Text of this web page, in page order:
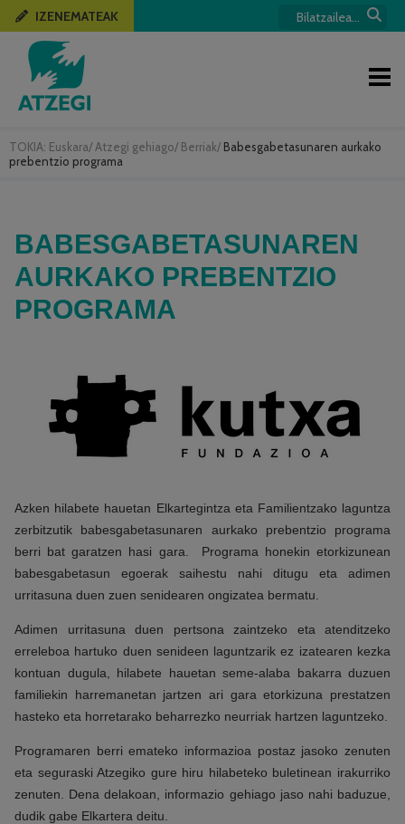
TOKIA: Euskara/ Atzegi gehiago/ Berriak/ Babesgabetasunaren aurkako
prebentzio programa
IZENEMATEAK
BABESGABETASUNAREN
AURKAKO PREBENTZIO
PROGRAMA
Azken hilabete hauetan Elkartegintza eta Familientzako laguntza
zerbitzutik babesgabetasunaren aurkako prebentzio programa
berri bat garatzen hasi gara. Programa honekin etorkizunean
babesgabetasun egoerak saihestu nahi ditugu eta adimen
urritasuna duen zuen senidearen ongizatea bermatu.
Adimen urritasuna duen pertsona zaintzeko eta atenditzeko
erreleboa hartuko duen senideen laguntzarik ez izatearen kezka
kontuan dugula, hilabete hauetan seme-alaba bakarra duzuen
familiekin harremanetan jartzen ari gara etorkizuna prestatzen
hasteko eta horretarako beharrezko neurriak hartzen laguntzeko.
Programaren berri emateko informazioa postaz jasoko zenuten
eta seguraski Atzegiko gure hiru hilabeteko buletinean irakurriko
zenuten. Dena delakoan, informazio gehiago jaso nahi baduzue,
dudik gabe Elkartera deitu.